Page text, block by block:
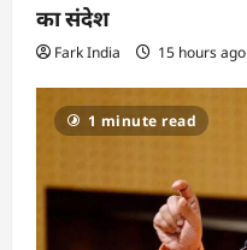
का संदेश
Fark India 15 hours ago
1 minute read